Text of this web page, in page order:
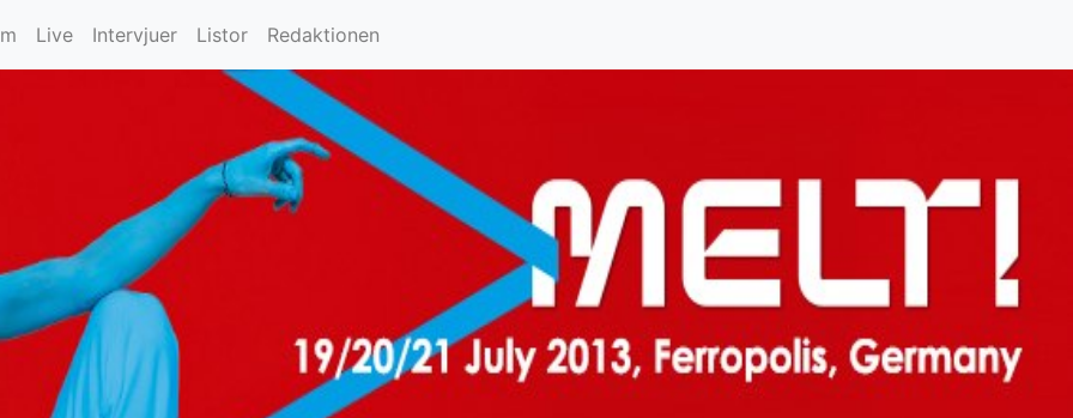
Live Intervjuer Listor Redaktionen